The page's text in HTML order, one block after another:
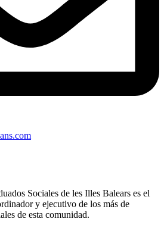
Sociales de les Illes Balears es el
y ejecutivo de los más de
de esta comunidad.